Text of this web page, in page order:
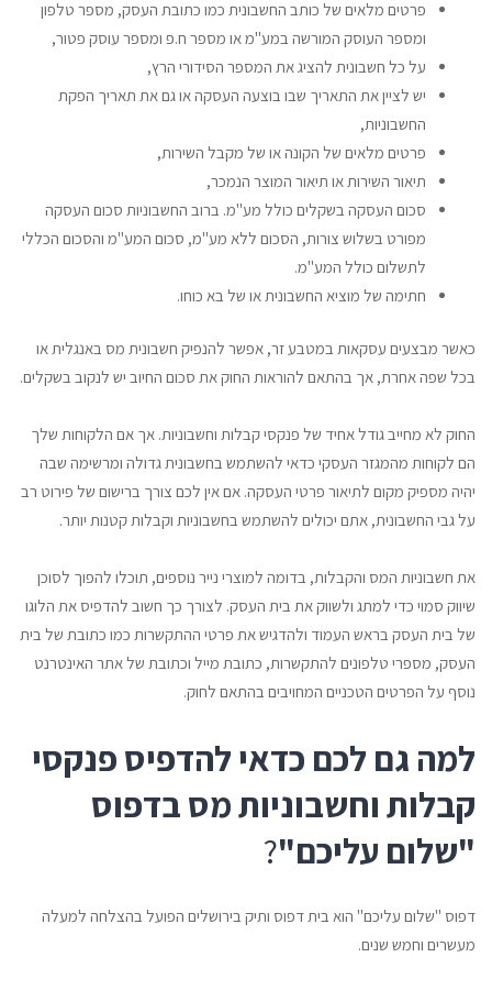
פרטים מלאים של כותב החשבונית כמו כתובת העסק, מספר טלפון
ומספר העוסק המורשה במע"מ או מספר ח.פ ומספר עוסק פטור,
על כל חשבונית להציג את המספר הסידורי הרץ,
יש לציין את התאריך שבו בוצעה העסקה או גם את תאריך הפקת
החשבוניות,
פרטים מלאים של הקונה או של מקבל השירות,
תיאור השירות או תיאור המוצר הנמכר,
סכום העסקה בשקלים כולל מע"מ. ברוב החשבוניות סכום העסקה
מפורט בשלוש צורות, הסכום ללא מע"מ, סכום המע"מ והסכום הכללי
לתשלום כולל המע"מ.
חתימה של מוציא החשבונית או של בא כוחו.
כאשר מבצעים עסקאות במטבע זר, אפשר להנפיק חשבונית מס באנגלית או
בכל שפה אחרת, אך בהתאם להוראות החוק את סכום החיוב יש לנקוב בשקלים.
החוק לא מחייב גודל אחיד של פנקסי קבלות וחשבוניות. אך אם הלקוחות שלך
הם לקוחות מהמגזר העסקי כדאי להשתמש בחשבונית גדולה ומרשימה שבה
יהיה מספיק מקום לתיאור פרטי העסקה. אם אין לכם צורך ברישום של פירוט רב
על גבי החשבונית, אתם יכולים להשתמש בחשבוניות וקבלות קטנות יותר.
את חשבוניות המס והקבלות, בדומה למוצרי נייר נוספים, תוכלו להפוך לסוכן
שיווק סמוי כדי למתג ולשווק את בית העסק. לצורך כך חשוב להדפיס את הלוגו
של בית העסק בראש העמוד ולהדגיש את פרטי ההתקשרות כמו כתובת של בית
העסק, מספרי טלפונים להתקשרות, כתובת מייל וכתובת של אתר האינטרנט
נוסף על הפרטים הטכניים המחויבים בהתאם לחוק.
למה גם לכם כדאי להדפיס פנקסי
קבלות וחשבוניות מס בדפוס
"שלום עליכם"?
דפוס "שלום עליכם" הוא בית דפוס ותיק בירושלים הפועל בהצלחה למעלה
מעשרים וחמש שנים.